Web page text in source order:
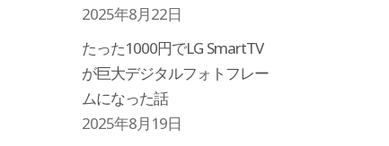
2025年8月22日
たった1000円でLG SmartTV
が巨大デジタルフォトフレー
ムになった話
2025年8月19日